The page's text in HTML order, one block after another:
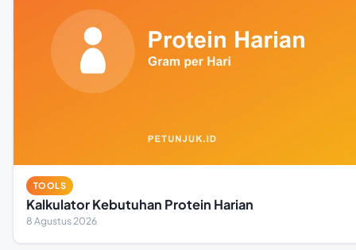
TOOLS
Kalkulator Kebutuhan Protein Harian
8 Agustus 2026